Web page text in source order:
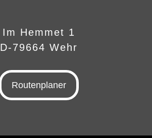
Im Hemmet 1
D-79664 Wehr
Routenplaner